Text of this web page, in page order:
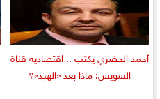
أحمد الحضري يكتب .. اقتصادية قناة
السويس: ماذا بعد «الهبد»؟